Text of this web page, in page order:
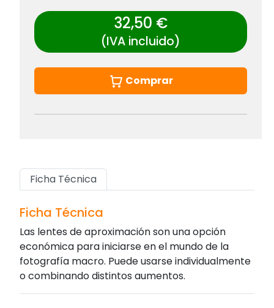
32,50 €
(IVA incluido)
Comprar
Ficha Técnica
Ficha Técnica
Las lentes de aproximación son una opción
económica para iniciarse en el mundo de la
fotografía macro. Puede usarse individualmente
o combinando distintos aumentos.